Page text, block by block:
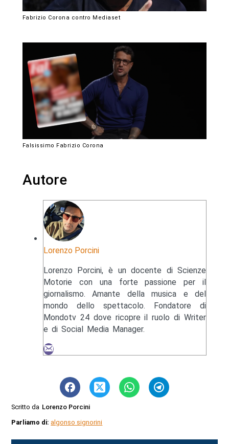
Fabrizio Corona contro Mediaset
Falsissimo Fabrizio Corona
Autore
Lorenzo Porcini
Lorenzo Porcini, è un docente di Scienze
Motorie con una forte passione per il
giornalismo. Amante della musica e del
mondo dello spettacolo. Fondatore di
Mondotv 24 dove ricopre il ruolo di Writer
e di Social Media Manager.
Scritto da Lorenzo Porcini
Parliamo di: algonso signorini